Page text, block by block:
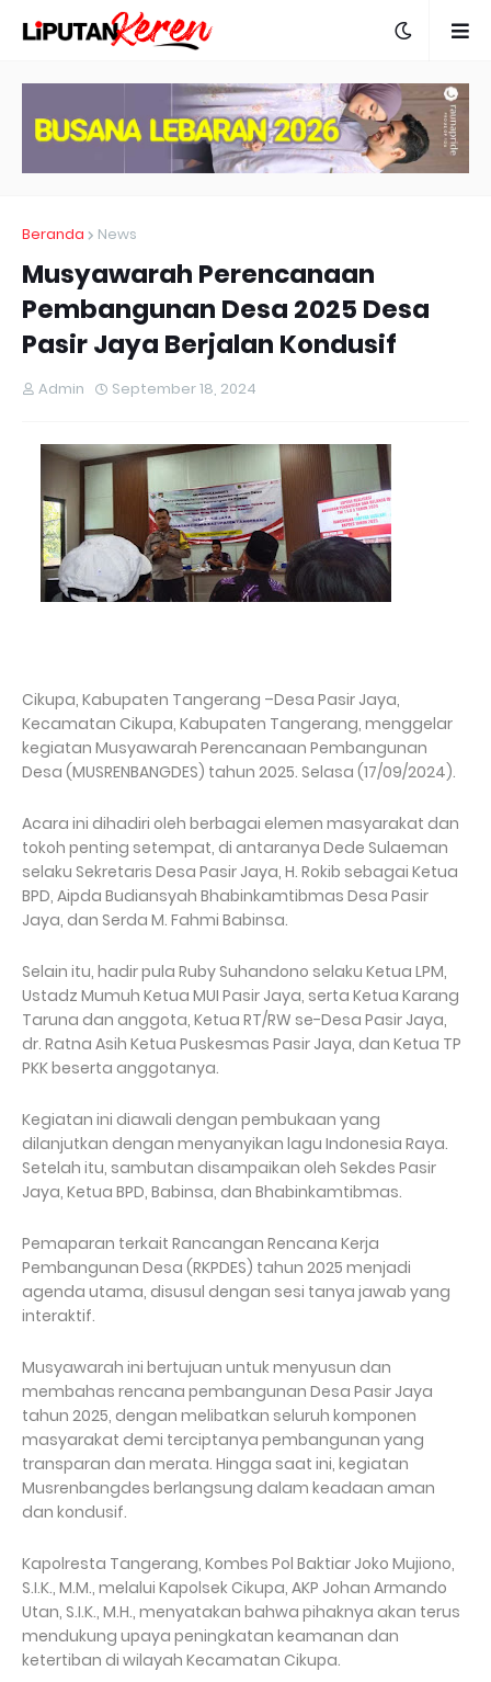
Beranda News
Musyawarah Perencanaan
Pembangunan Desa 2025 Desa
Pasir Jaya Berjalan Kondusif
Admin September 18, 2024
Cikupa, Kabupaten Tangerang –Desa Pasir Jaya,
Kecamatan Cikupa, Kabupaten Tangerang, menggelar
kegiatan Musyawarah Perencanaan Pembangunan
Desa (MUSRENBANGDES) tahun 2025. Selasa (17/09/2024).
Acara ini dihadiri oleh berbagai elemen masyarakat dan
tokoh penting setempat, di antaranya Dede Sulaeman
selaku Sekretaris Desa Pasir Jaya, H. Rokib sebagai Ketua
BPD, Aipda Budiansyah Bhabinkamtibmas Desa Pasir
Jaya, dan Serda M. Fahmi Babinsa.
Selain itu, hadir pula Ruby Suhandono selaku Ketua LPM,
Ustadz Mumuh Ketua MUI Pasir Jaya, serta Ketua Karang
Taruna dan anggota, Ketua RT/RW se-Desa Pasir Jaya,
dr. Ratna Asih Ketua Puskesmas Pasir Jaya, dan Ketua TP
PKK beserta anggotanya.
Kegiatan ini diawali dengan pembukaan yang
dilanjutkan dengan menyanyikan lagu Indonesia Raya.
Setelah itu, sambutan disampaikan oleh Sekdes Pasir
Jaya, Ketua BPD, Babinsa, dan Bhabinkamtibmas.
Pemaparan terkait Rancangan Rencana Kerja
Pembangunan Desa (RKPDES) tahun 2025 menjadi
agenda utama, disusul dengan sesi tanya jawab yang
interaktif.
Musyawarah ini bertujuan untuk menyusun dan
membahas rencana pembangunan Desa Pasir Jaya
tahun 2025, dengan melibatkan seluruh komponen
masyarakat demi terciptanya pembangunan yang
transparan dan merata. Hingga saat ini, kegiatan
Musrenbangdes berlangsung dalam keadaan aman
dan kondusif.
Kapolresta Tangerang, Kombes Pol Baktiar Joko Mujiono,
S.I.K., M.M., melalui Kapolsek Cikupa, AKP Johan Armando
Utan, S.I.K., M.H., menyatakan bahwa pihaknya akan terus
mendukung upaya peningkatan keamanan dan
ketertiban di wilayah Kecamatan Cikupa.